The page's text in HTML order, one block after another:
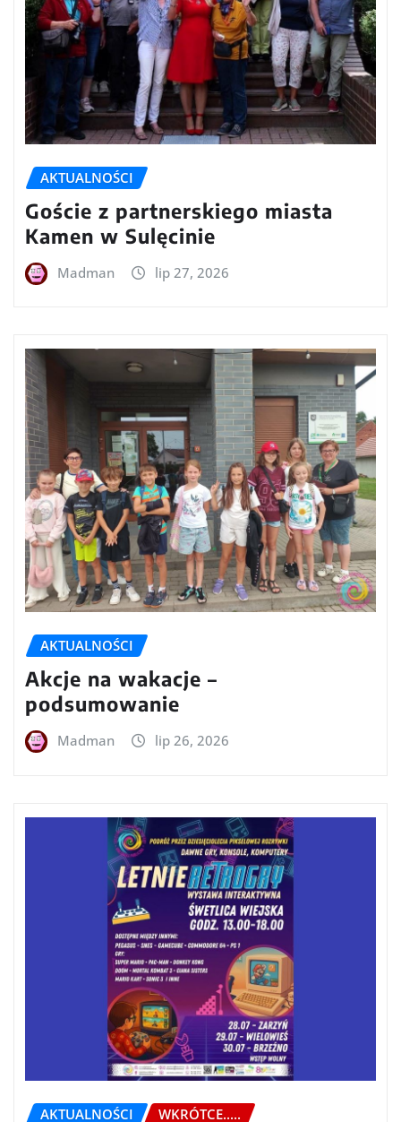
AKTUALNOŚCI
Goście z partnerskiego miasta
Kamen w Sulęcinie
Madman lip 27, 2026
AKTUALNOŚCI
Akcje na wakacje –
podsumowanie
Madman lip 26, 2026
AKTUALNOŚCI WKRÓTCE.....